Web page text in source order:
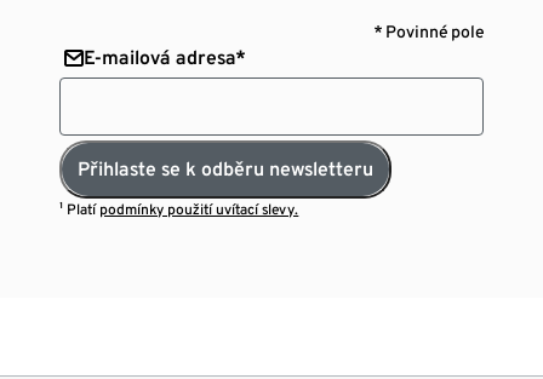
* Povinné pole
E-mailová adresa*
Přihlaste se k odběru newsletteru
¹ Platí podmínky použití uvítací slevy.